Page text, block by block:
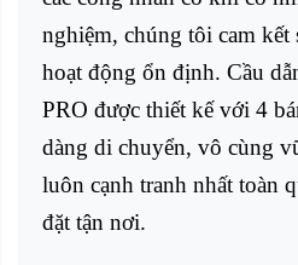
nghiệm, chúng tôi cam kết
hoạt động ổn định. Cầu
PRO được thiết kế với 4
dàng di chuyển, vô cùng
luôn cạnh tranh nhất toàn
đặt tận nơi.